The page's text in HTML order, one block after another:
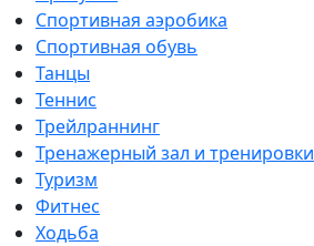
Спортивная аэробика
Спортивная обувь
Танцы
Теннис
Трейлраннинг
Тренажерный зал и тренировки
Туризм
Фитнес
Ходьба